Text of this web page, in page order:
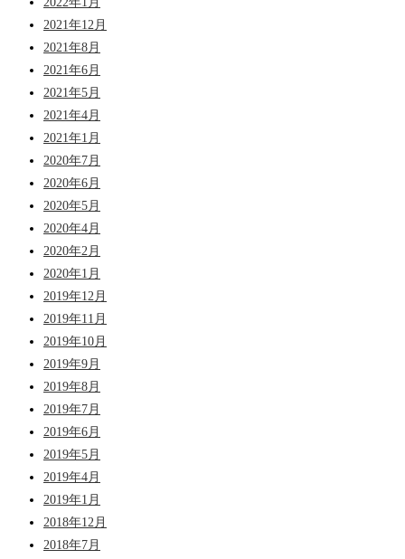
2021年12月
2021年8月
2021年6月
2021年5月
2021年4月
2021年1月
2020年7月
2020年6月
2020年5月
2020年4月
2020年2月
2020年1月
2019年12月
2019年11月
2019年10月
2019年9月
2019年8月
2019年7月
2019年6月
2019年5月
2019年4月
2019年1月
2018年12月
2018年7月